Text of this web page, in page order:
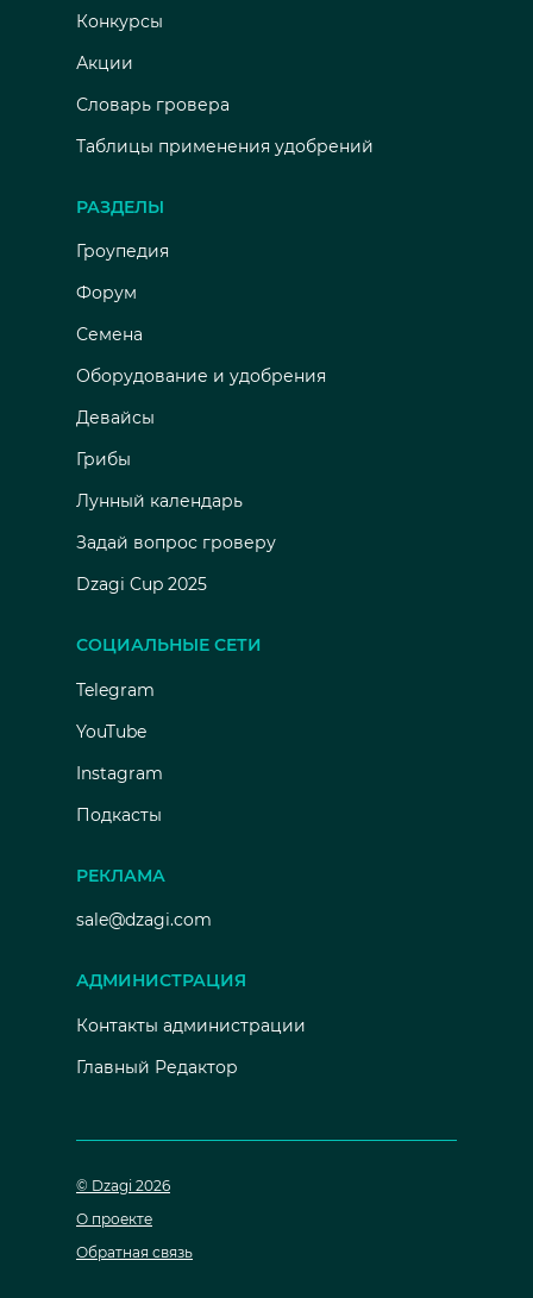
Конкурсы
Акции
Словарь гровера
Таблицы применения удобрений
РАЗДЕЛЫ
Гроупедия
Форум
Семена
Оборудование и удобрения
Девайсы
Грибы
Лунный календарь
Задай вопрос гроверу
Dzagi Cup 2025
СОЦИАЛЬНЫЕ СЕТИ
Telegram
YouTube
Instagram
Подкасты
РЕКЛАМА
sale@dzagi.com
АДМИНИСТРАЦИЯ
Контакты администрации
Главный Редактор
© Dzagi 2026
О проекте
Обратная связь